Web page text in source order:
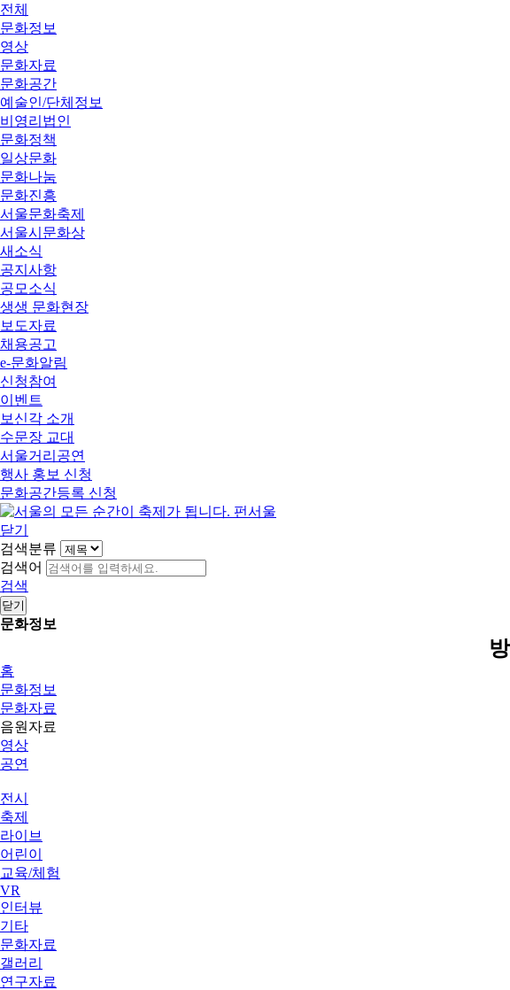
전체
문화정보
영상
문화자료
문화공간
예술인/단체정보
비영리법인
문화정책
일상문화
문화나눔
문화진흥
서울문화축제
서울시문화상
새소식
공지사항
공모소식
생생 문화현장
보도자료
채용공고
e-문화알림
신청참여
이벤트
보신각 소개
수문장 교대
서울거리공연
행사 홍보 신청
문화공간등록 신청
닫기
검색분류
검색어
검색
닫기
문화정보
홈
문화정보
문화자료
음원자료
영상
공연
전시
축제
라이브
어린이
교육/체험
VR
인터뷰
기타
문화자료
갤러리
연구자료